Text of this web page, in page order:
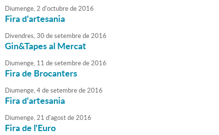
Diumenge,2 d'octubrede2016
Fira d'artesania
Divendres,30 desetembrede2016
Gin&Tapes al Mercat
Diumenge, 11 desetembrede2016
Fira de Brocanters
Diumenge,4desetembrede2016
Fira d'artesania
Diumenge,21 d'agostde2016
Fira de l'Euro